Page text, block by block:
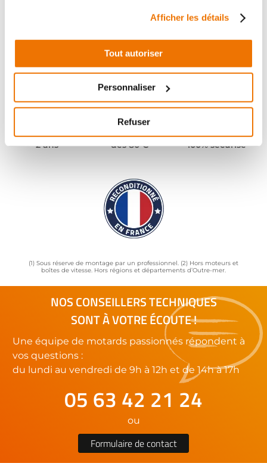
Afficher les détails
Tout autoriser
Personnaliser
Refuser
Pièces garanties
2 ans
Port offert
dès 80 €
Paiement
100% sécurisé
(1) Sous réserve de montage par un professionnel. (2) Hors moteurs et
boîtes de vitesse. Hors régions et départements d’Outre-mer.
NOS CONSEILLERS TECHNIQUES
SONT À VOTRE ÉCOUTE !
Une équipe de motards passionnés répondent à
vos questions :
du lundi au vendredi de 9h à 12h et de 14h à 17h
05 63 42 21 24
ou
Formulaire de contact